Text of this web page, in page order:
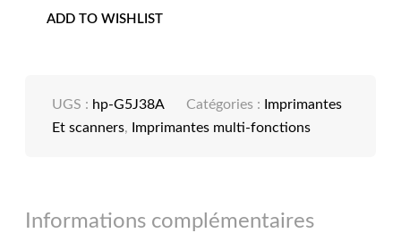
ADD TO WISHLIST
UGS : hp-G5J38A Catégories :
Imprimantes
Et scanners, Imprimantes multi-fonctions
Informations complémentaires